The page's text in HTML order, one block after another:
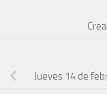
Jueves 14 de